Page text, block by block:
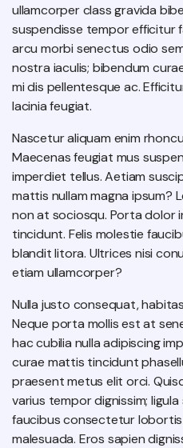
ullamcorper class gravida
suspendisse tempor efficitur
arcu morbi senectus odio
nostra iaculis; bibendum
mi dis pellentesque ac.
lacinia feugiat.
Nascetur aliquam enim
Maecenas feugiat mus
imperdiet tellus. Aetiam
mattis nullam magna ipsum?
non at sociosqu. Porta dolor
tincidunt. Felis molestie
blandit litora. Ultrices nisi
etiam ullamcorper?
Nulla justo consequat,
Neque porta mollis est at
hac cubilia nulla adipiscing
curae mattis tincidunt
praesent metus elit orci.
varius tempor dignissim;
faucibus consectetur
malesuada. Eros sapien